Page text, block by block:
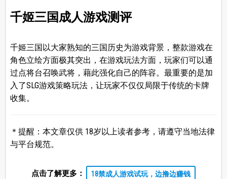
千姬三国成人游戏测评
千姬三国以大家熟知的三国历史为游戏背景，整款游戏在
角色立绘方面极其突出，在游戏玩法方面，玩家们可以通
过点将台召唤武将，藉此强化自己的阵容。最重要的是加
入了SLG游戏策略玩法，让玩家不仅仅局限于传统的卡牌
收集。
＊提醒：本文章仅供 18岁以上读者参考，请遵守当地法律
与平台规范。
点击了解更多： 18禁成人游戏试玩，边撸边赚钱